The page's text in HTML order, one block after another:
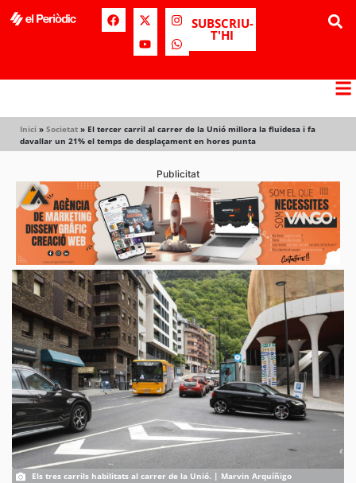
SUBSCRIU-
T'HI
Inici » Societat » El tercer carril al carrer de la Unió millora la fluïdesa i fa
davallar un 21% el temps de desplaçament en hores punta
Publicitat
Els tres carrils habilitats al carrer de la Unió. | Marvin Arquíñigo